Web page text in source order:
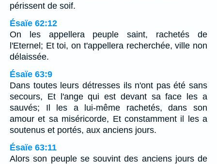
périssent de soif.
Ésaïe 62:12
On les appellera peuple saint, rachetés de
l'Eternel; Et toi, on t'appellera recherchée, ville non
délaissée.
Ésaïe 63:9
Dans toutes leurs détresses ils n'ont pas été sans
secours, Et l'ange qui est devant sa face les a
sauvés; Il les a lui-même rachetés, dans son
amour et sa miséricorde, Et constamment il les a
soutenus et portés, aux anciens jours.
Ésaïe 63:11
Alors son peuple se souvint des anciens jours de